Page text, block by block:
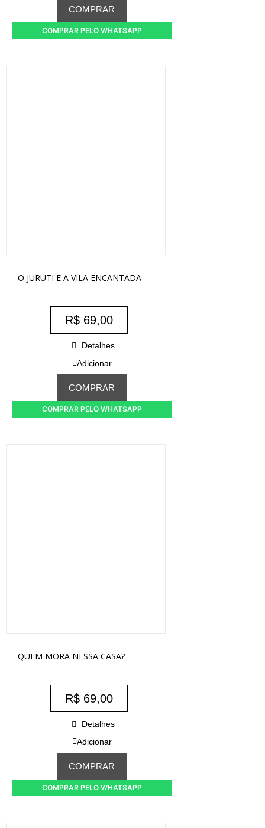
COMPRAR
COMPRAR PELO WHATSAPP
O JURUTI E A VILA ENCANTADA
R$69,00
Detalhes
Adicionar
COMPRAR
COMPRAR PELO WHATSAPP
QUEM MORA NESSA CASA?
R$69,00
Detalhes
Adicionar
COMPRAR
COMPRAR PELO WHATSAPP